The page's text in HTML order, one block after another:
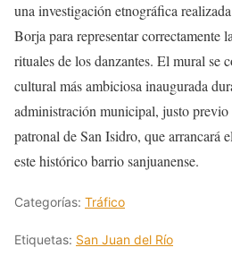
una investigación etnográfica
Borja para representar correctamente
rituales de los danzantes. El mural se
cultural más ambiciosa inaugurada
administración municipal, justo
patronal de San Isidro, que arrancará
este histórico barrio sanjuanense.
Categorías: Tráfico
Etiquetas: San Juan del Río